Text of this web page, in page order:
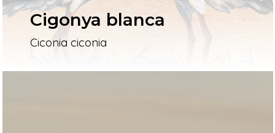
Cigonya blanca
Ciconia ciconia